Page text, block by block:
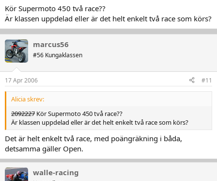
12.40 - 13.00 LUNCH
13.00 - 13.25 Race 2 Supermoto 450
Kör Supermoto 450 två race??
Är klassen uppdelad eller är det helt enkelt två race som körs?
marcus56
#56 Kungaklassen
17 Apr 2006 #11
Alicia skrev:
2092227 Kör Supermoto 450 två race??
Är klassen uppdelad eller är det helt enkelt två race som körs?
Det är helt enkelt två race, med poängräkning i båda,
detsamma gäller Open.
walle-racing